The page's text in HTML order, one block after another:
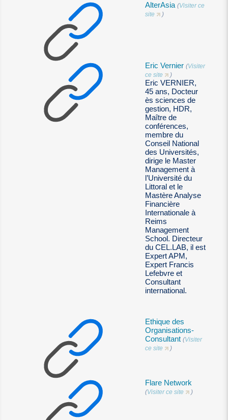
AlterAsia (Visiter ce
site
)
Eric Vernier (Visiter
ce site
)
Eric VERNIER,
45 ans, Docteur
ès sciences de
gestion, HDR,
Maître de
conférences,
membre du
Conseil National
des Universités,
dirige le Master
Management à
l’Université du
Littoral et le
Mastère Analyse
Financière
Internationale à
Reims
Management
School. Directeur
du CEL.LAB, il est
Expert APM,
Expert Francis
Lefebvre et
Consultant
international.
Ethique des
Organisations-
Consultant (Visiter
ce site
)
Flare Network
(Visiter ce site )